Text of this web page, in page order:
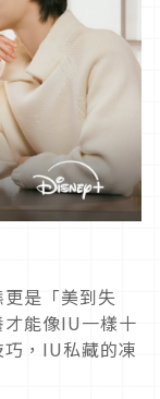
是「美到失
能像IU一樣十
，IU私藏的凍